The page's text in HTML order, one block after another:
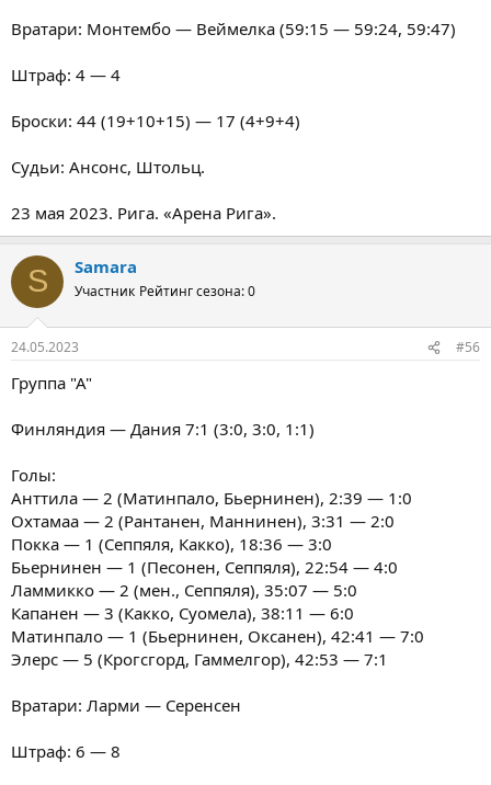
Вратари: Монтембо — Веймелка (59:15 — 59:24, 59:47)
Штраф: 4 — 4
Броски: 44 (19+10+15) — 17 (4+9+4)
Судьи: Ансонс, Штольц.
23 мая 2023. Рига. «Арена Рига».
S Samara
Участник Рейтинг сезона: 0
24.05.2023 #56
Группа "А"
Финляндия — Дания 7:1 (3:0, 3:0, 1:1)
Голы:
Анттила — 2 (Матинпало, Бьернинен), 2:39 — 1:0
Охтамаа — 2 (Рантанен, Маннинен), 3:31 — 2:0
Покка — 1 (Сеппяля, Какко), 18:36 — 3:0
Бьернинен — 1 (Песонен, Сеппяля), 22:54 — 4:0
Ламмикко — 2 (мен., Сеппяля), 35:07 — 5:0
Капанен — 3 (Какко, Суомела), 38:11 — 6:0
Матинпало — 1 (Бьернинен, Оксанен), 42:41 — 7:0
Элерс — 5 (Крогсгорд, Гаммелгор), 42:53 — 7:1
Вратари: Ларми — Серенсен
Штраф: 6 — 8